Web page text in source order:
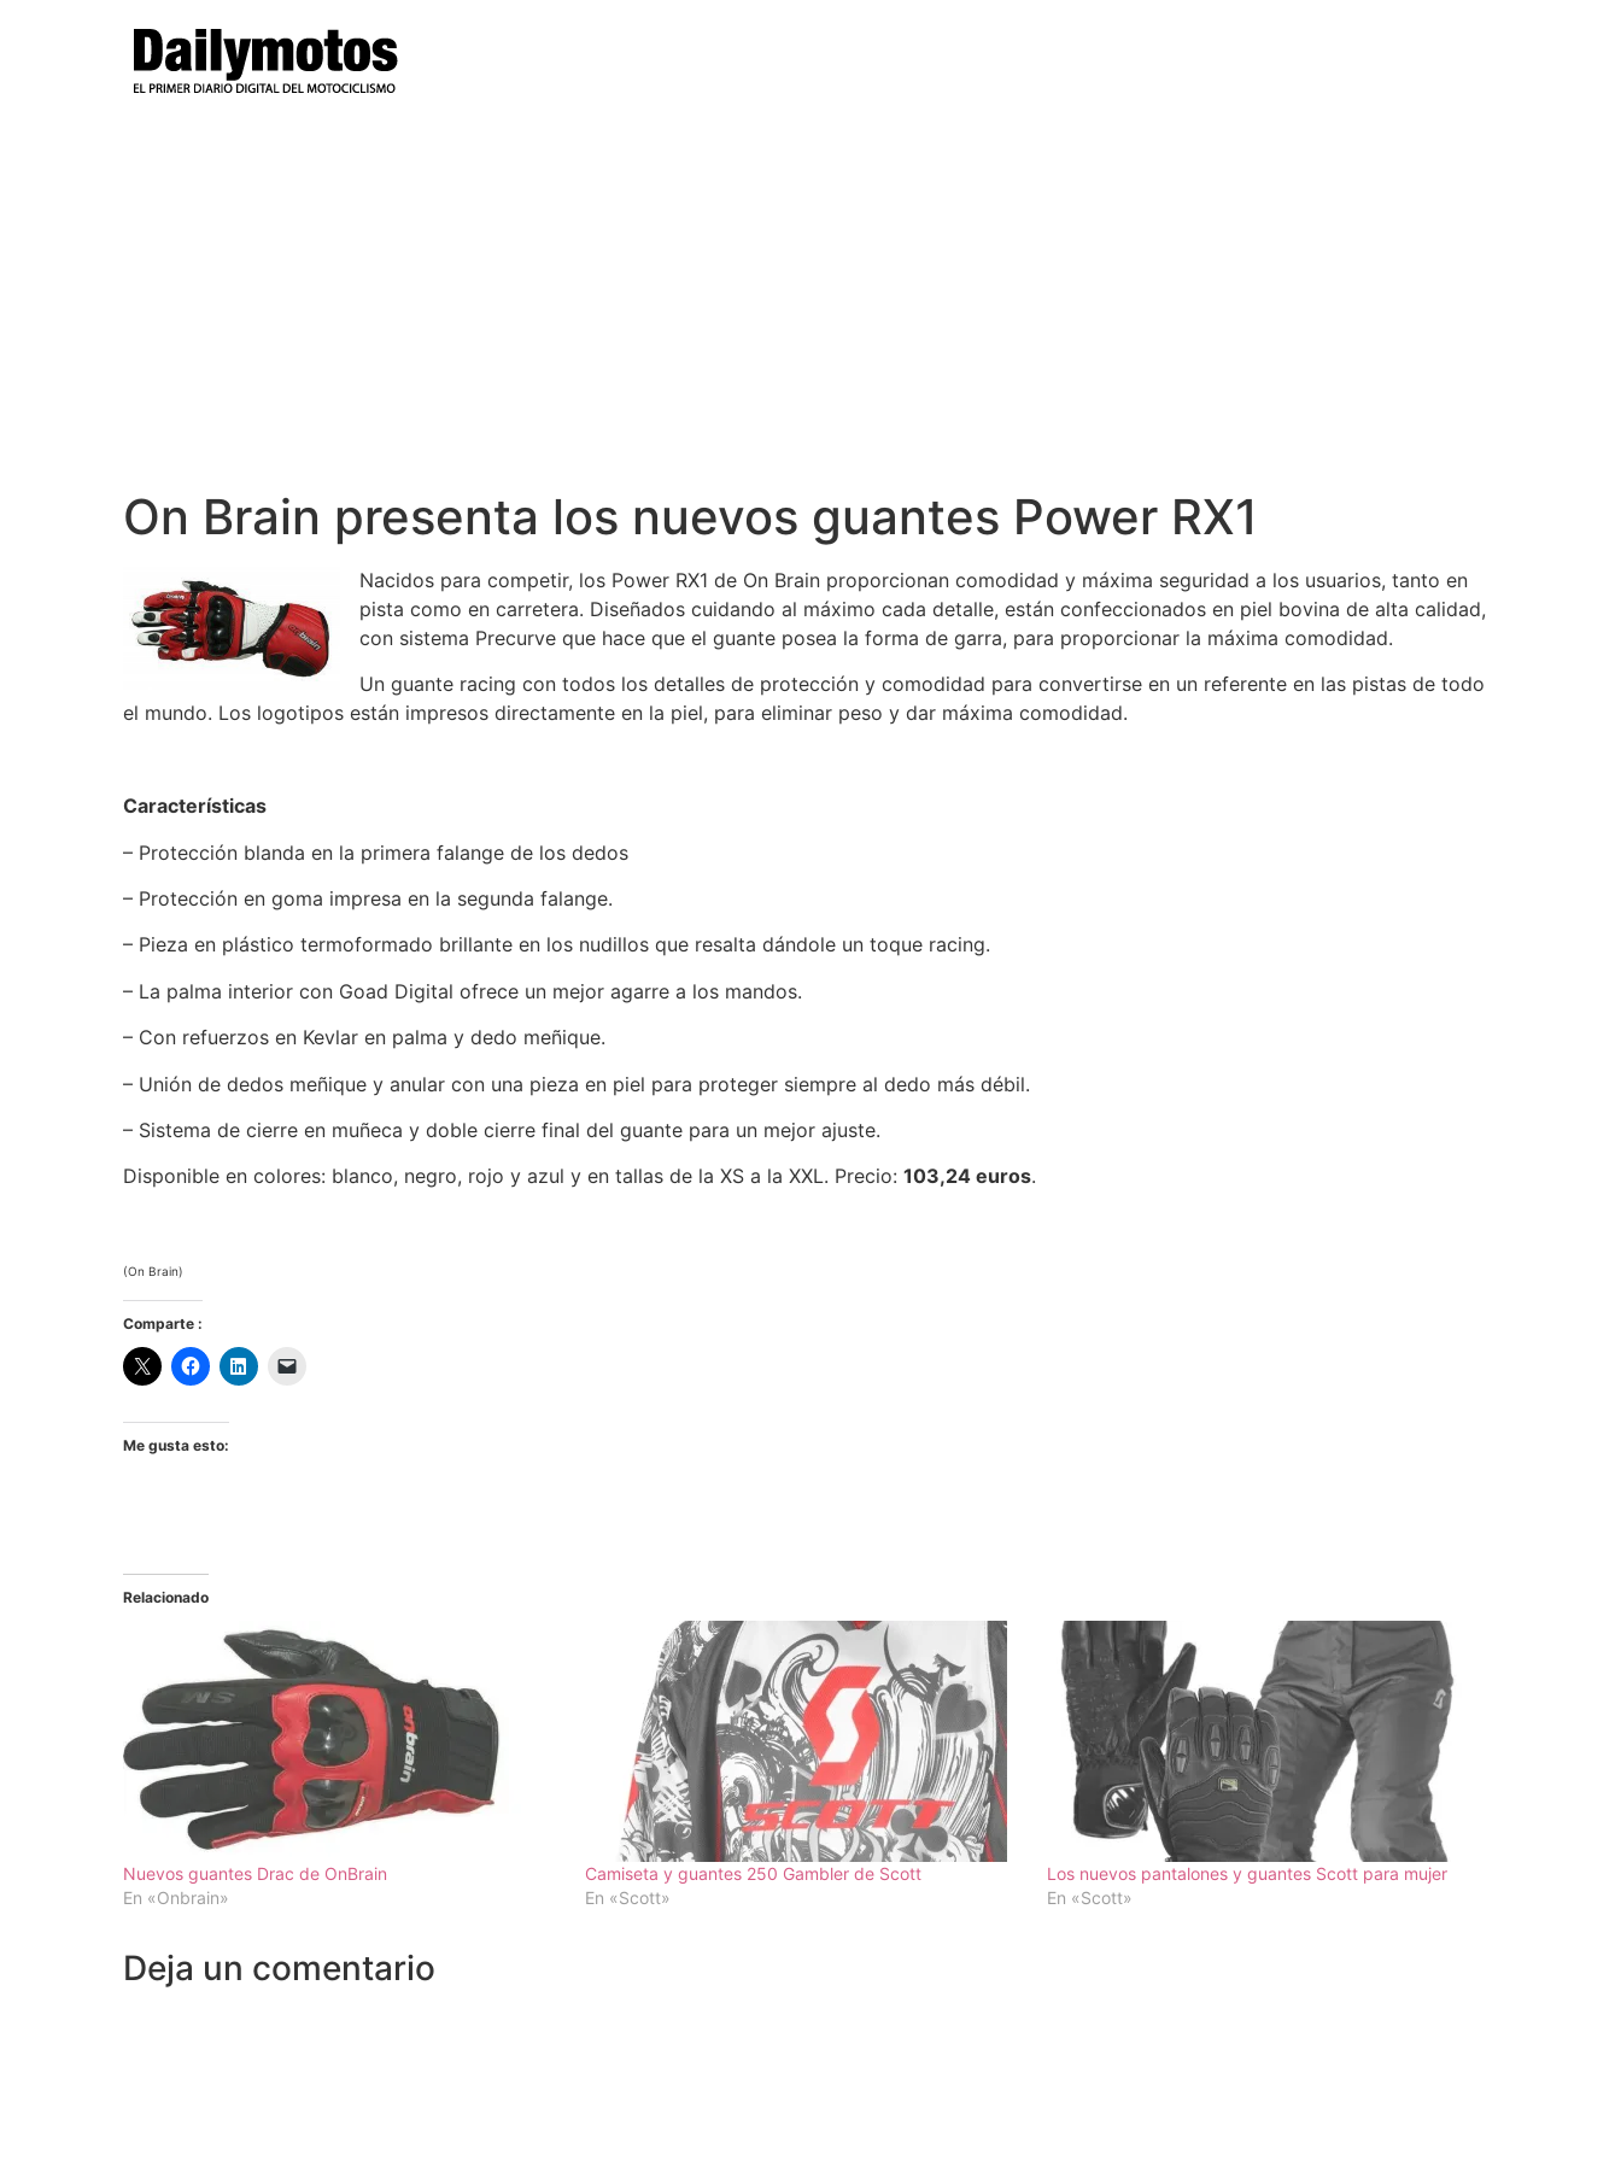
On Brain presenta los nuevos guantes Power RX1
Nacidos para competir, los Power RX1 de On Brain proporcionan comodidad y máxima seguridad a los usuarios, tanto en
pista como en carretera. Diseñados cuidando al máximo cada detalle, están confeccionados en piel bovina de alta calidad,
con sistema Precurve que hace que el guante posea la forma de garra, para proporcionar la máxima comodidad.
Un guante racing con todos los detalles de protección y comodidad para convertirse en un referente en las pistas de todo
el mundo. Los logotipos están impresos directamente en la piel, para eliminar peso y dar máxima comodidad.
Características
– Protección blanda en la primera falange de los dedos
– Protección en goma impresa en la segunda falange.
– Pieza en plástico termoformado brillante en los nudillos que resalta dándole un toque racing.
– La palma interior con Goad Digital ofrece un mejor agarre a los mandos.
– Con refuerzos en Kevlar en palma y dedo meñique.
– Unión de dedos meñique y anular con una pieza en piel para proteger siempre al dedo más débil.
– Sistema de cierre en muñeca y doble cierre final del guante para un mejor ajuste.
Disponible en colores: blanco, negro, rojo y azul y en tallas de la XS a la XXL. Precio: 103,24 euros.
(On Brain)
Comparte :
Me gusta esto:
Relacionado
Nuevos guantes Drac de OnBrain
En «Onbrain»
Camiseta y guantes 250 Gambler de Scott
En «Scott»
Los nuevos pantalones y guantes Scott para mujer
En «Scott»
Deja un comentario